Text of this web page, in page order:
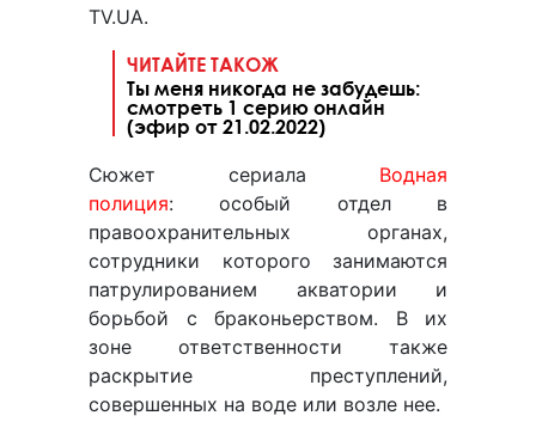
TV.UA.
ЧИТАЙТЕ ТАКОЖ
Ты меня никогда не забудешь:
смотреть 1 серию онлайн
(эфир от 21.02.2022)
Сюжет сериала Водная
полиция: особый отдел в
правоохранительных органах,
сотрудники которого занимаются
патрулированием акватории и
борьбой с браконьерством. В их
зоне ответственности также
раскрытие преступлений,
совершенных на воде или возле нее.